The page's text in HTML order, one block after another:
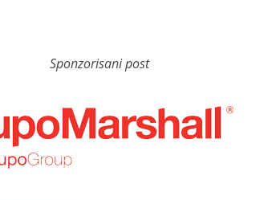
Sponzorisani post